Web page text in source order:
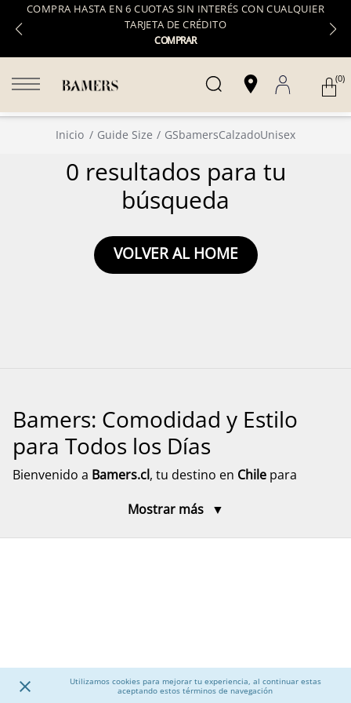
COMPRA HASTA EN 6 CUOTAS SIN INTERÉS CON CUALQUIER
TARJETA DE CRÉDITO
COMPRAR
Utilizamos cookies para mejorar tu experiencia, al continuar estas
aceptando estos términos de navegación
(0)
Inicio Guide Size GSbamersCalzadoUnisex
0 resultados para tu
búsqueda
VOLVER AL HOME
Bamers: Comodidad y Estilo
para Todos los Días
Bienvenido a Bamers.cl, tu destino en Chile para
toda la familia. Aquí encontrarás modelos pensados
Calzado para Mujer
Descubre una amplia selección decalzado para mujer
Mostrar más